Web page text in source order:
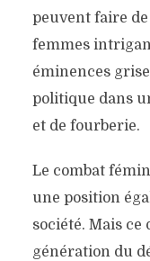
peuvent faire
femmes
éminences
politique dans
et de fourberie.
Le combat
une position
société. Mais ce
génération du